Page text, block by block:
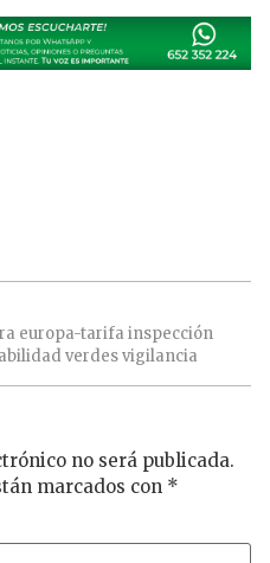
europa-tarifa inspección
verdesvigilancia
no será publicada.
marcados con *